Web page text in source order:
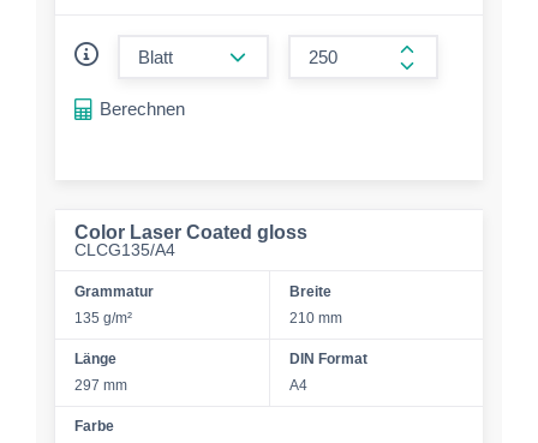
form.increase-
Berechnen
Color Laser Coated gloss
CLCG135/A4
Grammatur
135 g/m²
Breite
210 mm
Länge
297 mm
DIN Format
A4
Farbe